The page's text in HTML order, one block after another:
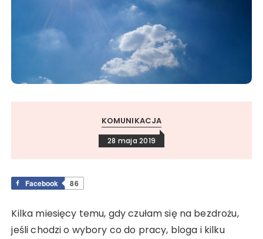
KOMUNIKACJA
28 maja 2019
Facebook 86
Kilka miesięcy temu, gdy czułam się na bezdrożu,
jeśli chodzi o wybory co do pracy, bloga i kilku